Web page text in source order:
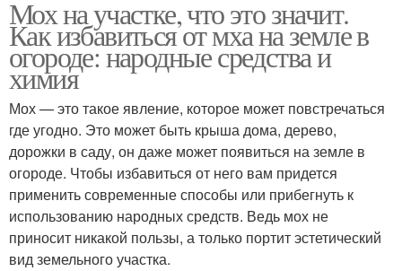
Мох на участке, что это значит.
Как избавиться от мха на земле в
огороде: народные средства и
химия
Мох — это такое явление, которое может повстречаться
где угодно. Это может быть крыша дома, дерево,
дорожки в саду, он даже может появиться на земле в
огороде. Чтобы избавиться от него вам придется
применить современные способы или прибегнуть к
использованию народных средств. Ведь мох не
приносит никакой пользы, а только портит эстетический
вид земельного участка.